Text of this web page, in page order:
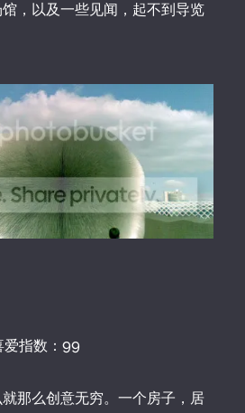
，以及一些见闻，起不到导览
指数：99
那么创意无穷。一个房子，居